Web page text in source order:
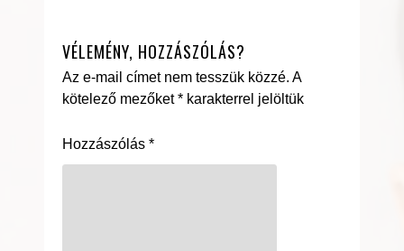
VÉLEMÉNY, HOZZÁSZÓLÁS?
Az e-mail címet nem tesszük közzé. A
kötelező mezőket* karakterrel jelöltük
Hozzászólás *